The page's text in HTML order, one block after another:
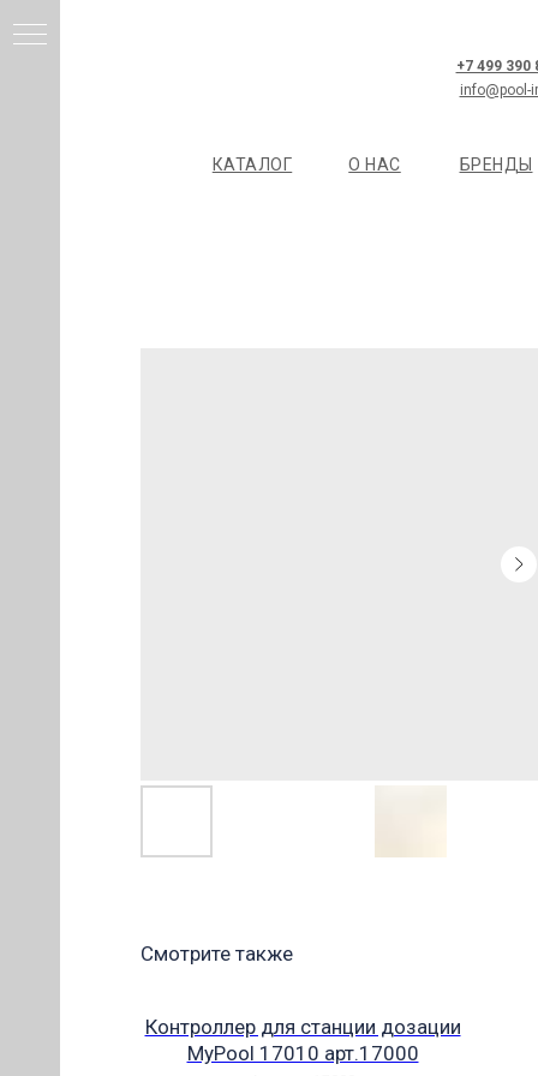
О НАС
КАТАЛОГ БРЕНДЫ
+7 499 390
info@pool-
Смотрите также
Контроллер для станции дозации
MyPool 17010 арт.17000